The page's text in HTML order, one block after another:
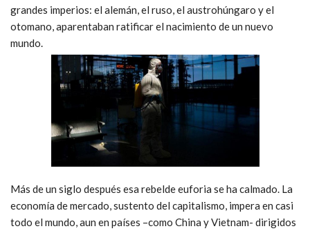
grandes imperios: el alemán, el ruso, el austrohúngaro y el
otomano, aparentaban ratificar el nacimiento de un nuevo
mundo.
Más de un siglo después esa rebelde euforia se ha calmado. La
economía de mercado, sustento del capitalismo, impera en casi
todo el mundo, aun en países –como China y Vietnam- dirigidos